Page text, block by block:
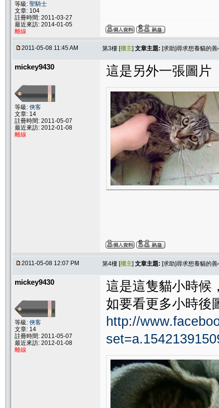
等級: 聖騎士
文章: 104
註冊時間: 2011-03-27
最近來訪: 2014-01-05
離線
2011-05-08 11:45 AM 第3樓 [樓主] 文章主題: [求助]尋求想養貓的
mickey9430
等級: 俠客
文章: 14
註冊時間: 2011-05-07
最近來訪: 2012-01-08
離線
這是另外一張圖片
2011-05-08 12:07 PM 第4樓 [樓主] 文章主題: [求助]尋求想養貓的
mickey9430
等級: 俠客
文章: 14
註冊時間: 2011-05-07
最近來訪: 2012-01-08
離線
這是這隻貓小時候
如要看更多小時後
http://